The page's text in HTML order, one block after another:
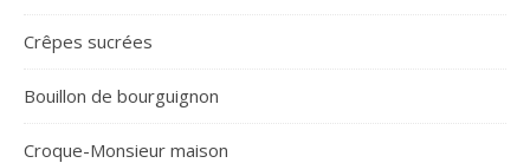
Crêpes sucrées
Bouillon de bourguignon
Croque-Monsieur maison